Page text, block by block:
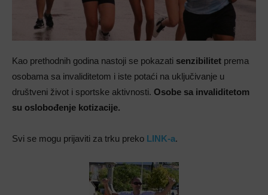
Kao prethodnih godina nastoji se pokazati senzibilitet prema
osobama sa invaliditetom i iste potaći na uključivanje u
društveni život i sportske aktivnosti. Osobe sa invaliditetom
su oslobođenje kotizacije.
Svi se mogu prijaviti za trku preko LINK-a.